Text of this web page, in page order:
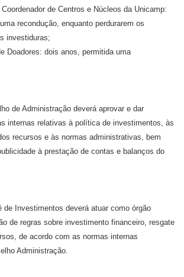
de Centros e Núcleos da Unicamp:
recondução, enquanto perdurarem os
investiduras;
Doadores: dois anos, permitida uma
de Administração deverá aprovar e dar
internas relativas à política de investimentos, às
recursos e às normas administrativas, bem
à prestação de contas e balanços do
de Investimentos deverá atuar como órgão
de regras sobre investimento financeiro, resgate
de acordo com as normas internas
Administração.